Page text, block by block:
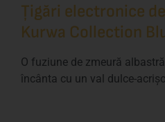
Țigări electronice
Kurwa Collection
O fuziune de zmeură
încânta cu un val dulce-